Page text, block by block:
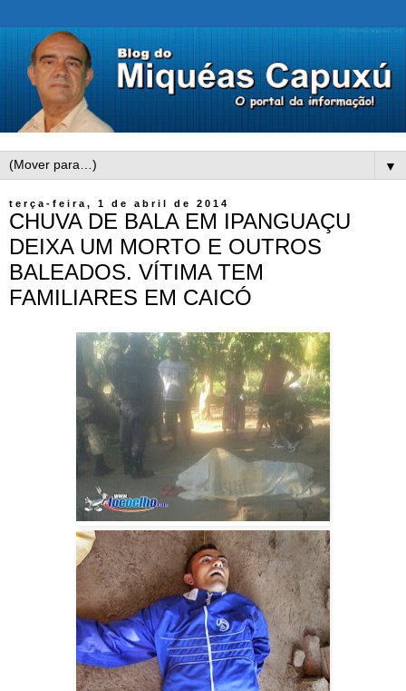
▼
terça-feira, 1 de abril de 2014
CHUVA DE BALA EM IPANGUAÇU
DEIXA UM MORTO E OUTROS
BALEADOS. VÍTIMA TEM
FAMILIARES EM CAICÓ